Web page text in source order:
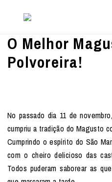
O Melhor
Polvoreira!
No passado dia 11 de
cumpriu a tradição do Magusto
Cumprindo o espírito do São
com o cheiro delicioso das
Todos puderam saborear as